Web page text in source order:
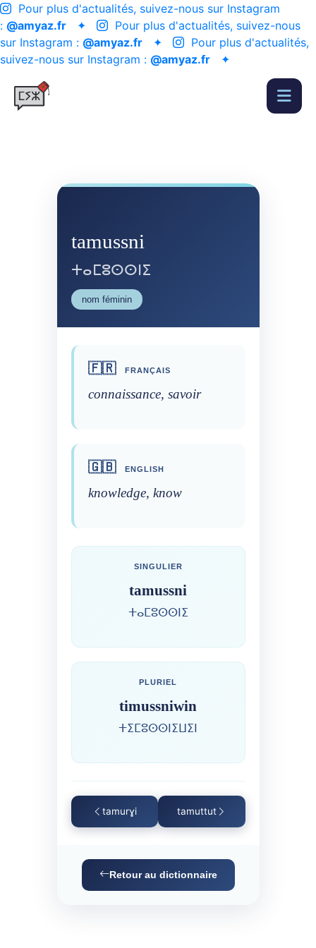
Pour plus d'actualités, suivez-nous sur Instagram
: @amyaz.fr ✦
Pour plus d'actualités, suivez-nous
sur Instagram : @amyaz.fr ✦
Pour plus d'actualités,
suivez-nous sur Instagram : @amyaz.fr ✦
tamussni
ⵜⴰⵎⵓⵙⵙⵏⵉ
nom féminin
🇫🇷 FRANÇAIS
connaissance, savoir
🇬🇧 ENGLISH
knowledge, know
SINGULIER
tamussni
ⵜⴰⵎⵓⵙⵙⵏⵉ
PLURIEL
timussniwin
ⵜⵉⵎⵓⵙⵙⵏⵉⵡⵉⵏ
tamurɣi tamuttut
Retour au dictionnaire